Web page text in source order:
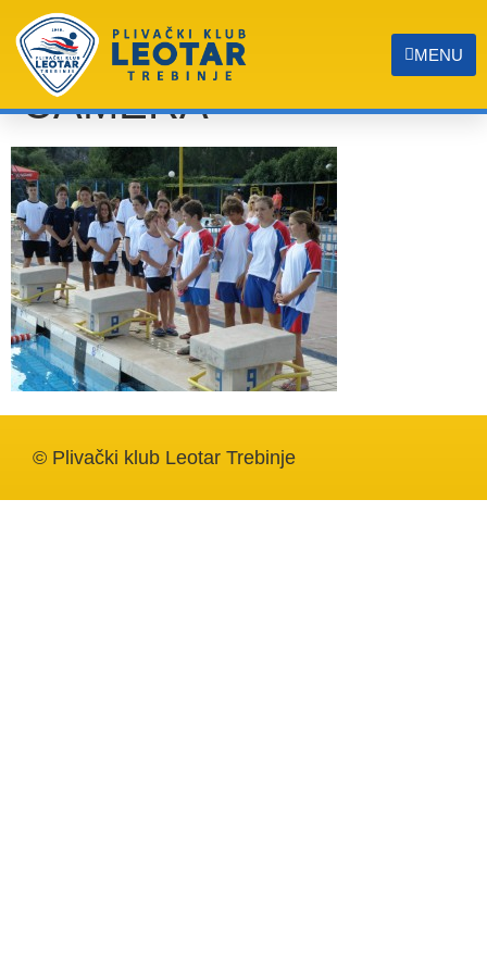
MENU
OLYMPUS DIGITAL
CAMERA
© Plivački klub Leotar Trebinje